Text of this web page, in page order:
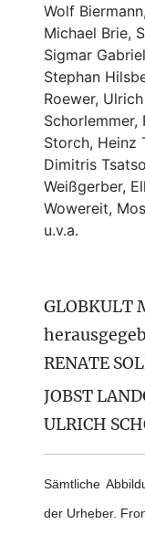
Wolf Biermann,
Michael Brie,
Sigmar
Stephan
Roewer,
Schorlemmer,
Storch, Heinz
Dimitris
Weißgerber,
Wowereit,
u.v.a.
GLOBKULT
RENATE
JOBST
ULRICH
Sämtliche
der Urheber.